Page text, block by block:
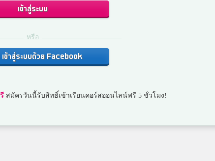
เข้าสู่ระบบ
หรือ
เข้าสู่ระบบด้วย Facebook
สมัครวันนี้รับสิทธิ์เข้าเรียนคอร์สออนไลน์ฟรี 5 ชั่วโมง!